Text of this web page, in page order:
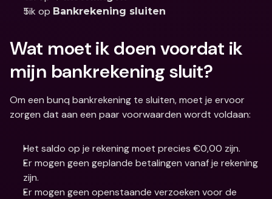
Tik op Bankrekening sluiten
Wat moet ik doen voordat ik
mijn bankrekening sluit?
Om een bunq bankrekening te sluiten, moet je ervoor
zorgen dat aan een paar voorwaarden wordt voldaan:
Het saldo op je rekening moet precies €0,00 zijn.
Er mogen geen geplande betalingen vanaf je rekening
zijn.
Er mogen geen openstaande verzoeken voor de